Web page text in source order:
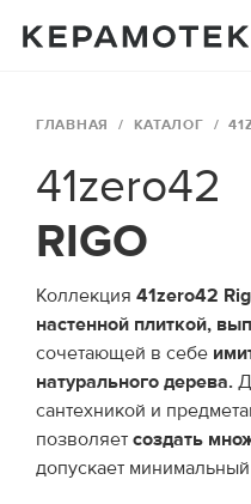
ГЛАВНАЯ КАТАЛОГ
41zero42
RIGO
Коллекция 41zero42
настенной плиткой,
сочетающей в себе
натурального дерева.
сантехникой и
позволяет создать
допускает